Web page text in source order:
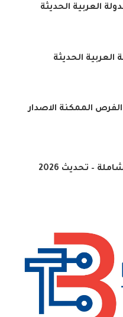
العربية الحديثة
العربية الحديثة
الفرص الممكنة الاصدار
– تحديث 2026